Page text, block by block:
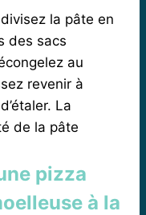
la pâte en
des sacs
au
revenir à
La
de la pâte
pizza
à la